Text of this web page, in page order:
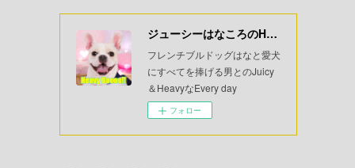
ジューシーはなころのHeavyBoooo!!
フレンチブルドッグはなと愛犬
にすべてを捧げる男とのJuicy
＆HeavyなEvery day
フォロー